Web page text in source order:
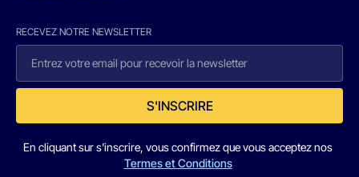
RECEVEZ NOTRE NEWSLETTER
S'INSCRIRE
En cliquant sur s'inscrire, vous confirmez que vous acceptez nos
Termes et Conditions